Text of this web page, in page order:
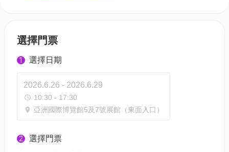
選擇門票
1 選擇日期
2026.6.26 - 2026.6.29
10:30 - 17:30
亞洲國際博覽館5及7號展館（東面入口）
2 選擇門票